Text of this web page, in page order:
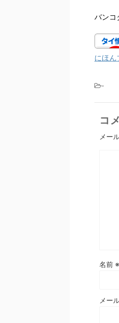
バンコ
にほん
-
コ
メー
名前 ※
メー